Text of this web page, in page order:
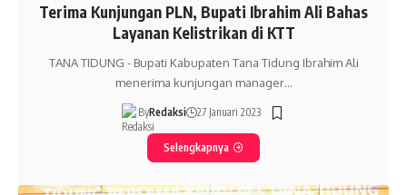
Terima Kunjungan PLN, Bupati Ibrahim Ali Bahas
Layanan Kelistrikan di KTT
TANA TIDUNG - Bupati Kabupaten Tana Tidung Ibrahim Ali
menerima kunjungan manager…
ByRedaksi 27 Januari 2023
Selengkapnya